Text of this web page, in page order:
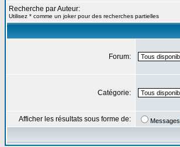
Recherche par Auteur:
Utilisez * comme un joker pour des recherches partielles
Forum:
Catégorie:
Afficher les résultats sous forme de: Messages